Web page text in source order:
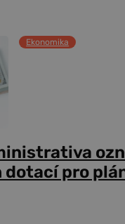
Ekonomika
pro